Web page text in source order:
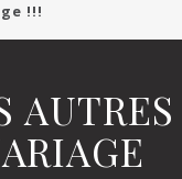
!!!
AUTRES